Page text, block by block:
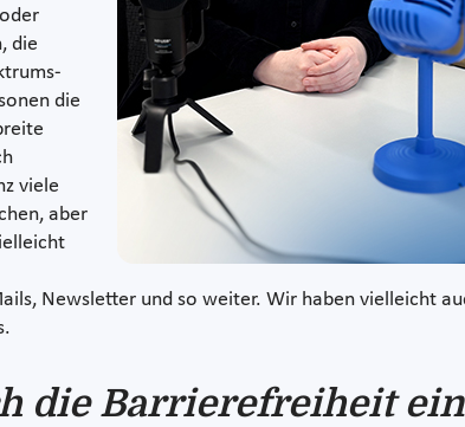
die
die
viele
aber
Newsletter und so weiter. Wir haben vielleicht
die Barrierefreiheit